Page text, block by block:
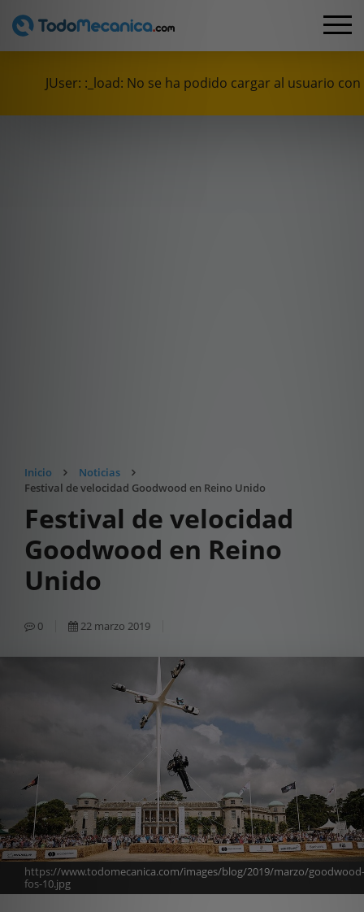
JUser: :_load: No se ha podido cargar al usuario
Inicio
Noticias
Festival de velocidad Goodwood en Reino Unido
Festival de velocidad
Goodwood en Reino
Unido
0 22 marzo 2019
https://www.todomecanica.com/images/blog/2019/marzo/goodwood-
fos-10.jpg